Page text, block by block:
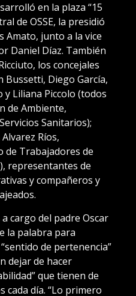
en la plaza “15
de OSSE, la presidió
Amato, junto a la vice
Daniel Díaz. También
los concejales
Bussetti, Diego García,
Liliana Piccolo (todos
de Ambiente,
Sanitarios);
Ríos,
de Trabajadores de
representantes de
y compañeros y
cargo del padre Oscar
la palabra para
de pertenencia”
dejar de hacer
que tienen de
cada día. “Lo primero